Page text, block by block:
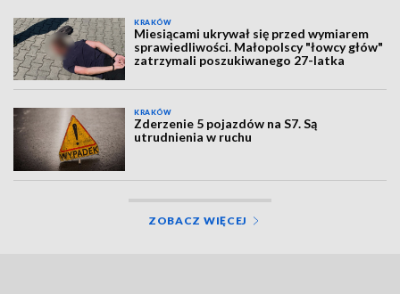
KRAKÓW
Miesiącami ukrywał się przed wymiarem
sprawiedliwości. Małopolscy "łowcy głów"
zatrzymali poszukiwanego 27-latka
KRAKÓW
Zderzenie 5 pojazdów na S7. Są
utrudnienia w ruchu
ZOBACZ WIĘCEJ